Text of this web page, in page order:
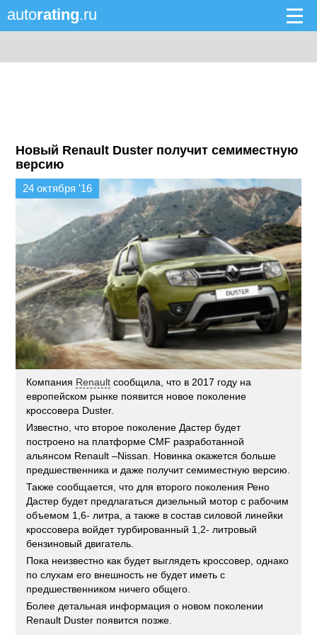
autorating.ru
Новый Renault Duster получит семиместную
версию
24 октября '16
Компания Renault сообщила, что в 2017 году на
европейском рынке появится новое поколение
кроссовера Duster.
Известно, что второе поколение Дастер будет
построено на платформе CMF разработанной
альянсом Renault –Nissan. Новинка окажется больше
предшественника и даже получит семиместную версию.
Также сообщается, что для второго поколения Рено
Дастер будет предлагаться дизельный мотор с рабочим
объемом 1,6- литра, а также в состав силовой линейки
кроссовера войдет турбированный 1,2- литровый
бензиновый двигатель.
Пока неизвестно как будет выглядеть кроссовер, однако
по слухам его внешность не будет иметь с
предшественником ничего общего.
Более детальная информация о новом поколении
Renault Duster появится позже.